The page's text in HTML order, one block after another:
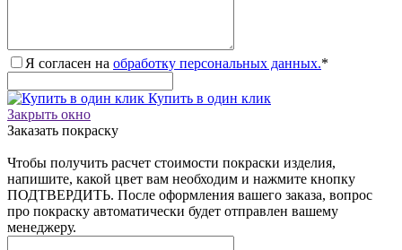
Я согласен на обработку персональных данных.*
Купить в один клик
Закрыть окно
Заказать покраску
Чтобы получить расчет стоимости покраски изделия,
напишите, какой цвет вам необходим и нажмите кнопку
ПОДТВЕРДИТЬ. После оформления вашего заказа, вопрос
про покраску автоматически будет отправлен вашему
менеджеру.